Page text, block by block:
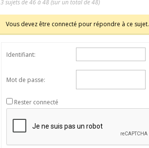
3 sujets de 46 à 48 (sur un total de 48)
Vous devez être connecté pour répondre à ce sujet.
Identifiant:
Mot de passe:
Rester connecté